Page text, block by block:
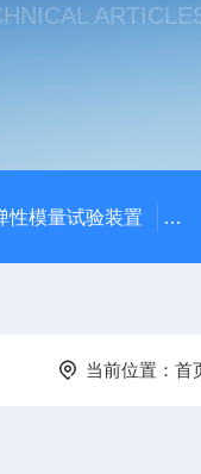
性模量试验装置 混
当前位置： 首